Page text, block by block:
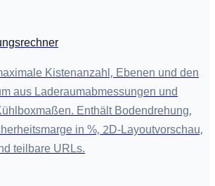
Kistenanzahl, Ebenen und den
aus Laderaumabmessungen und
Enthält Bodendrehung,
in %, 2D-Layoutvorschau,
teilbare URLs.